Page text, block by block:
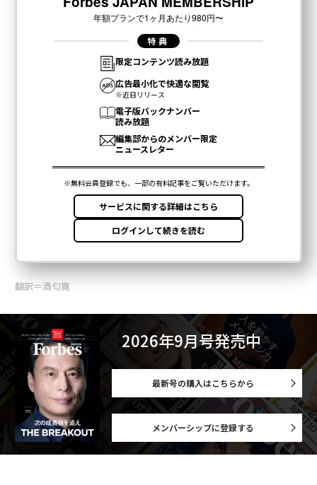
翻訳＝酒匂寛
2026年9月号発売中
最新号の購入はこちらから
メンバーシップに登録する